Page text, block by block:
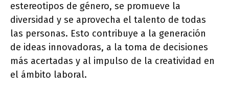
estereotipos de género, se promueve la
diversidad y se aprovecha el talento de todas
las personas. Esto contribuye a la generación
de ideas innovadoras, a la toma de decisiones
más acertadas y al impulso de la creatividad en
el ámbito laboral.